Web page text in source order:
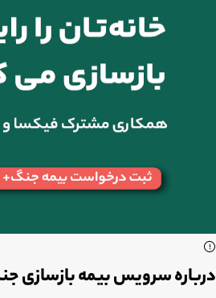
درباره سرویس بیمه بازسازی